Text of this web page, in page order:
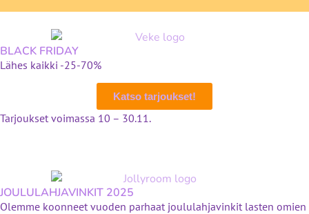
BLACK FRIDAY
Lähes kaikki -25-70%
Katso tarjoukset!
Tarjoukset voimassa 10 – 30.11.
JOULULAHJAVINKIT 2025
Olemme koonneet vuoden parhaat joululahjavinkit lasten omien